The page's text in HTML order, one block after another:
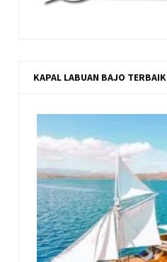
KAPAL LABUAN BAJO TERBAIK